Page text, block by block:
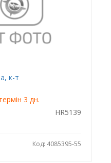
к-т
3 дн.
HR5139
Код: 4085395-55